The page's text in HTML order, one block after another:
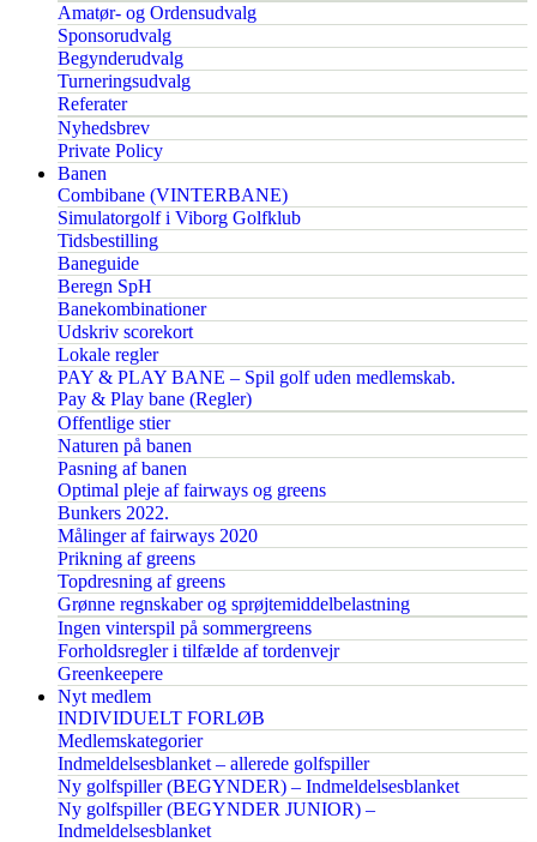
Amatør- og Ordensudvalg
Sponsorudvalg
Begynderudvalg
Turneringsudvalg
Referater
Nyhedsbrev
Private Policy
Banen
Combibane (VINTERBANE)
Simulatorgolf i Viborg Golfklub
Tidsbestilling
Baneguide
Beregn SpH
Banekombinationer
Udskriv scorekort
Lokale regler
PAY & PLAY BANE – Spil golf uden medlemskab.
Pay & Play bane (Regler)
Offentlige stier
Naturen på banen
Pasning af banen
Optimal pleje af fairways og greens
Bunkers 2022.
Målinger af fairways 2020
Prikning af greens
Topdresning af greens
Grønne regnskaber og sprøjtemiddelbelastning
Ingen vinterspil på sommergreens
Forholdsregler i tilfælde af tordenvejr
Greenkeepere
Nyt medlem
INDIVIDUELT FORLØB
Medlemskategorier
Indmeldelsesblanket – allerede golfspiller
Ny golfspiller (BEGYNDER) – Indmeldelsesblanket
Ny golfspiller (BEGYNDER JUNIOR) –
Indmeldelsesblanket